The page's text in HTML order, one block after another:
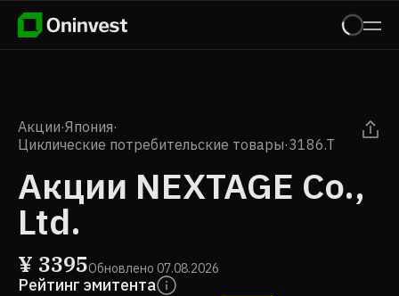
Акции·Япония·
Циклические потребительские товары·3186.T
Акции NEXTAGE Co.,
Ltd.
¥ 3395Обновлено 07.08.2026
Рейтинг эмитента